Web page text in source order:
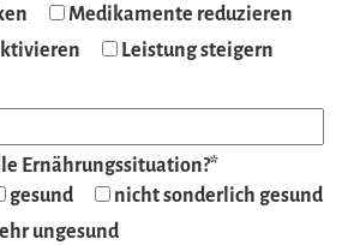
Medikamente reduzieren
Leistung steigern
Ernährungssituation?*
gesund
nicht sonderlich gesund
ungesund